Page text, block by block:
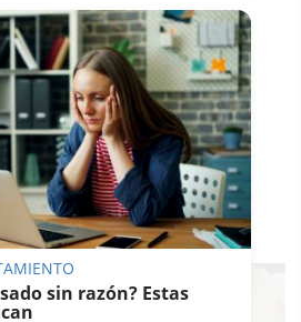
sin razón? Estas